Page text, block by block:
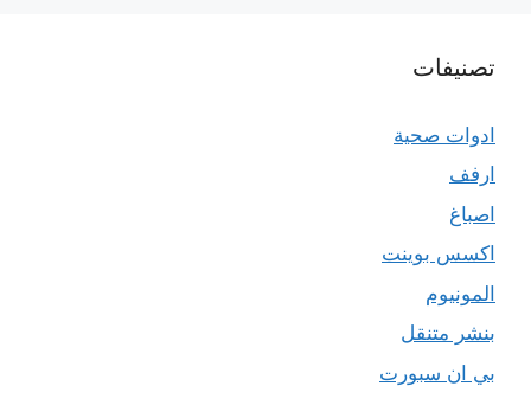
تصنيفات
ادوات صحية
ارفف
اصباغ
اكسس بوينت
المونيوم
بنشر متنقل
بي ان سبورت